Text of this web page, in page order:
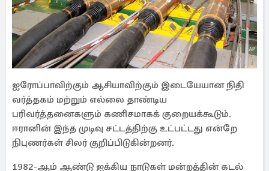
ஐரோப்பாவிற்கும் ஆசியாவிற்கும் இடையேயான நிதி
வர்த்தகம் மற்றும் எல்லை தாண்டிய
பரிவர்த்தனைகளும் கணிசமாகக் குறையக்கூடும்.
ஈரானின் இந்த முடிவு சட்டத்திற்கு உட்பட்டது என்றே
நிபுணர்கள் சிலர் குறிப்பிடுகின்றனர்.
1982-ஆம் ஆண்டு ஐக்கிய நாடுகள் மன்றத்தின் கடல்